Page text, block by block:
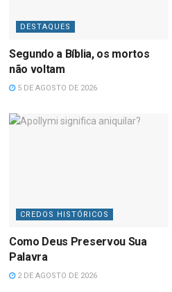
DESTAQUES
Segundo a Bíblia, os mortos
não voltam
5 DE AGOSTO DE 2026
CREDOS HISTÓRICOS
Como Deus Preservou Sua
Palavra
2 DE AGOSTO DE 2026